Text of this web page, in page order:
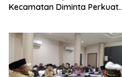
Kecamatan Diminta Perkuat